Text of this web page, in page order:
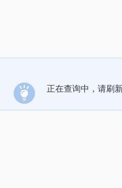
正在查询中，请刷